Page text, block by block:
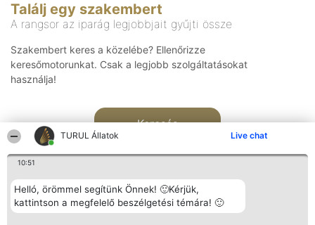
TURUL Állatok Live chat
10:51
Helló, örömmel segítünk Önnek! 🙂Kérjük,
kattintson a megfelelő beszélgetési témára! 🙂
Találj egy szakembert
A rangsor az iparág legjobbjait gyűjti össze
Szakembert keres a közelébe? Ellenőrizze
keresőmotorunkat. Csak a legjobb szolgáltatásokat
használja!
Keresés